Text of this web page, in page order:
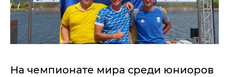
На чемпионате мира среди юниоров